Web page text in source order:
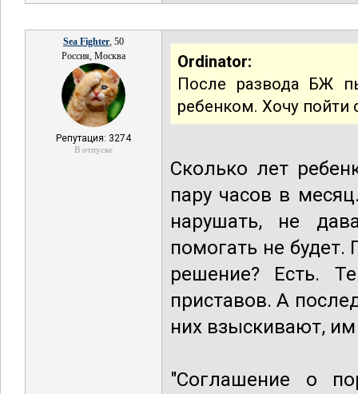
Sea Fighter, 50
Россия, Москва
Репутация: 3274
В отпуске
Ordinator:
После развода БЖ
ребенком. Хочу
Сколько лет
пару часов в
нарушать, не
помогать не будет.
решение? Есть.
приставов. А
них взыскивают,
"Соглашение о